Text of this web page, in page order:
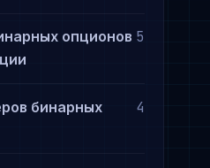
опционов 5
бинарных
4